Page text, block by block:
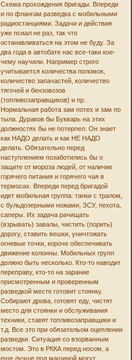
Схема прохождения бригады. Впереди
и по флангам разведка с мобильными
радиостанциями. Задачи и действия
уже псиал не раз, так что
останавливаться на этом не буду. За
два года в автобате нас все-таки кое-
чему научили. Например строго
учитывается количества поломок,
количество запачастей, количество
тягочей и бензовозов
(топливозаправщиков) и пр.
Нормальная работа зам потех и зам по
тыла. Дураков бы Букварь на этих
должностях бы не потерпел. Он знает
как НАДО делать и как НЕ НАДО
делать. Обязательно перед
наступлением позаботились бы о
защите от мороза людей, от наличие
горячего питания и горячего чая в
термосах. Впереди перед бригадой
идет мобильная группа: танки с тралом,
с бульдозерными ножами, ЗСУ, пехота,
саперы. Их задача рачищать
(взрывать) завалы, чистить (порить)
дорогу, ставить вешки, уничтожать
огневые точки, короче обеспечивать
движение колонны. Мобильных групп
должно быть несколько. Кто-то наводит
переправу, кто-то на зарание
присмотренным и проверенным
разведкой месте готовит стоянку.
Собирают дрова, готовят еду, чистят
место для стоянки и обслуживания
техники, ставят топливозаправщики и
т.д. Все это при обязательом оцеплении
разведки. Ситуация со взорванным
мостом. Это в РККА перед носом, а
еще лучше под машиной могут